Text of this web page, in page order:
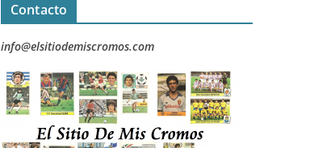
Contacto
info@elsitiodemiscromos.com